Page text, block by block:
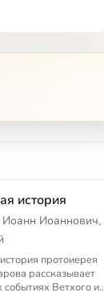
история
Иоанн Иоаннович,
протоиерея
рассказывает
Ветхого и